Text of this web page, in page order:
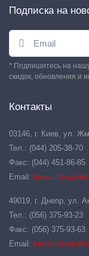
Подписка на
* Подпишитесь на
скидок, обновления и
Контакты
03146, г. Киев, ул.
Тел.: (044) 205-38-70
Факс: (044) 451-86-85
Email: hansa-
49019, г. Днепр, ул.
Тел.: (056) 375-93-23
Факс: (056) 375-93-63
Email: hansa-